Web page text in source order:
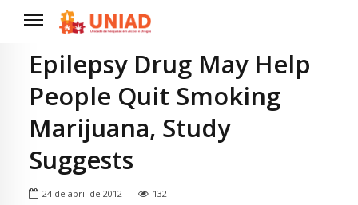
Epilepsy Drug May Help
People Quit Smoking
Marijuana, Study
Suggests
24 de abril de 2012 132